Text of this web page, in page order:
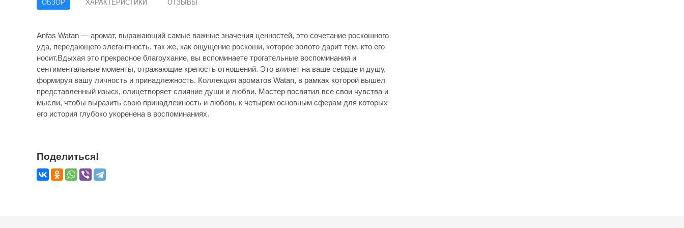
ОБЗОР ХАРАКТЕРИСТИКИ ОТЗЫВЫ
Anfas Watan — аромат, выражающий самые важные значения ценностей, это сочетание роскошного
уда, передающего элегантность, так же, как ощущение роскоши, которое золото дарит тем, кто его
носит.Вдыхая это прекрасное благоухание, вы вспоминаете трогательные воспоминания и
сентиментальные моменты, отражающие крепость отношений. Это влияет на ваше сердце и душу,
формируя вашу личность и принадлежность. Коллекция ароматов Watan, в рамках которой вышел
представленный изыск, олицетворяет слияние души и любви. Мастер посвятил все свои чувства и
мысли, чтобы выразить свою принадлежность и любовь к четырем основным сферам для которых
его история глубоко укоренена в воспоминаниях.
Поделиться!